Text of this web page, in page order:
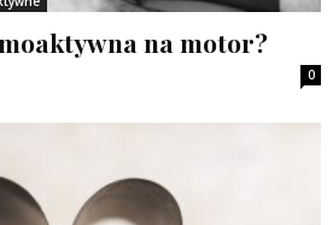
na motor?
0